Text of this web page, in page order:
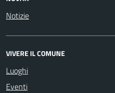
Notizie
VIVERE IL COMUNE
Luoghi
Eventi